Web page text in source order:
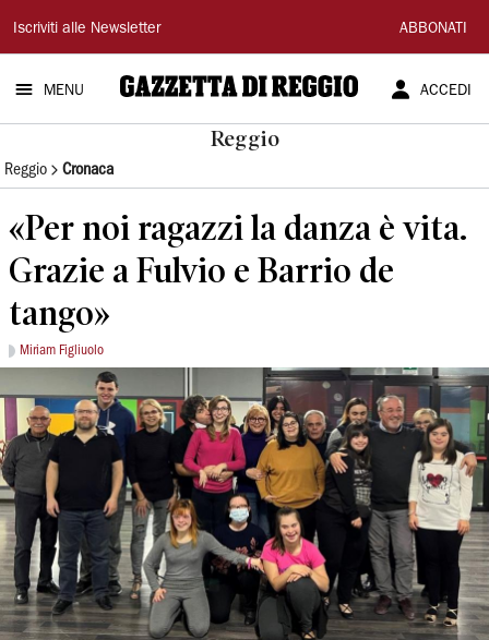
Gazzetta
di
Reggio
Iscriviti alle Newsletter ABBONATI
MENU ACCEDI
Reggio
Reggio Cronaca
«Per noi ragazzi la danza è vita.
Grazie a Fulvio e Barrio de
tango»
Miriam Figliuolo